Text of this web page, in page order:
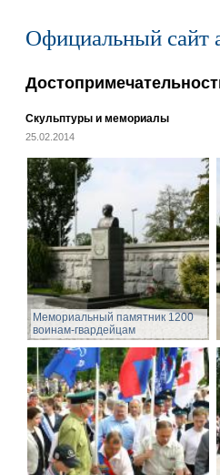
Официальный сайт
Скульптуры и мемориалы
25.02.2014
Мемориальный памятник 1200
воинам-гвардейцам